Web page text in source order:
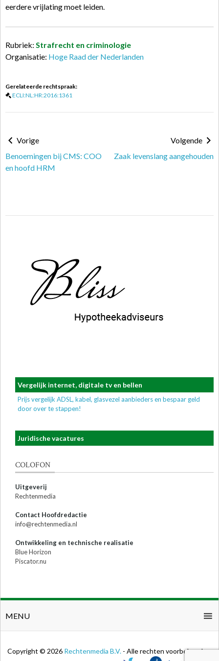
eerdere vrijlating moet leiden.
Rubriek: Strafrecht en criminologie
Organisatie: Hoge Raad der Nederlanden
Gerelateerde rechtspraak:
ECLI:NL:HR:2016:1361
Vorige
Benoemingen bij CMS: COO
en hoofd HRM
Volgende
Zaak levenslang aangehouden
Vergelijk internet, digitale tv en bellen
Prijs vergelijk ADSL, kabel, glasvezel aanbieders en bespaar geld
door over te stappen!
Juridische vacatures
COLOFON
Uitgeverij
Rechtenmedia
Contact Hoofdredactie
info@rechtenmedia.nl
Ontwikkeling en technische realisatie
Blue Horizon
Piscator.nu
MENU
Copyright © 2026 Rechtenmedia B.V. - Alle rechten voorbehouden.